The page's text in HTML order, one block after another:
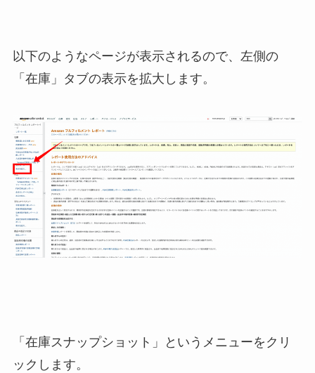
以下のようなページが表示されるので、左側の
「在庫」タブの表示を拡大します。
「在庫スナップショット」というメニューをクリ
ックします。